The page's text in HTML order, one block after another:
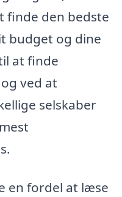
finde den bedste
budget og dine
at finde
ved at
selskaber
en fordel at læse